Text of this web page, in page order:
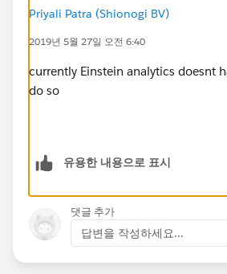
Priyali Patra (Shionogi BV)
2019년 5월 27일 오전 6:40
currently Einstein analytics doesnt
do so
유용한 내용으로 표시
댓글 추가
답변을 작성하세요...